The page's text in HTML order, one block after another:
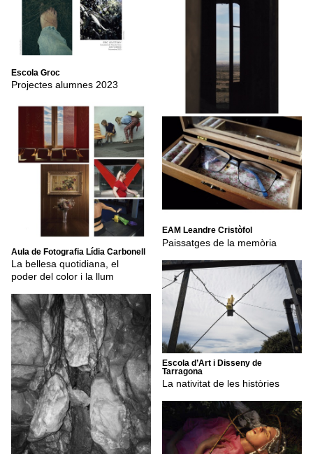
Escola Groc
Projectes alumnes 2023
Aula de Fotografia Lídia Carbonell
La bellesa quotidiana, el
poder del color i la llum
EAM Leandre Cristòfol
Paissatges de la memòria
Escola d’Art i Disseny de
Tarragona
La nativitat de les històries